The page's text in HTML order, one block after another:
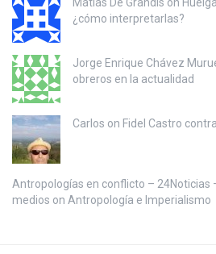
¿cómo interpretarlas?
Jorge Enrique Chávez
obreros en la actualidad
Carlos on Fidel Castro
Antropologías en conflicto – 24Noticias
medios on Antropología e Imperialismo